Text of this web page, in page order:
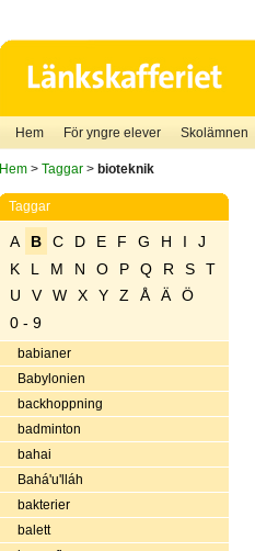
Hem För yngre elever Skolämnen
Hem> Taggar> bioteknik
Taggar
A B C D E F G H I
J
K
L M N O P Q R S
T
U
V W X Y Z Å Ä
Ö
0 - 9
babianer
Babylonien
backhoppning
badminton
bahai
Bahá'u'lláh
bakterier
balett